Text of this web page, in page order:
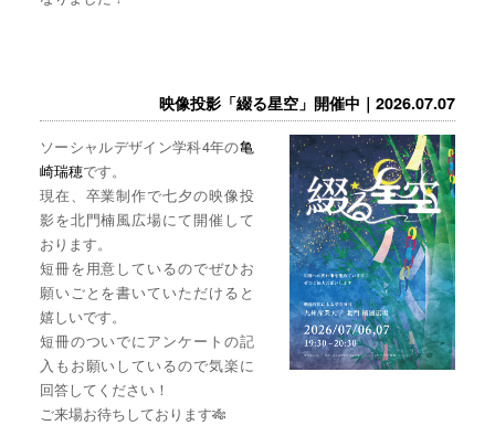
映像投影「綴る星空」開催中｜2026.07.07
ソーシャルデザイン学科4年の亀
崎瑞穂です。
現在、卒業制作で七夕の映像投
影を北門楠風広場にて開催して
おります。
短冊を用意しているのでぜひお
願いごとを書いていただけると
嬉しいです。
短冊のついでにアンケートの記
入もお願いしているので気楽に
回答してください！
ご来場お待ちしております🎋